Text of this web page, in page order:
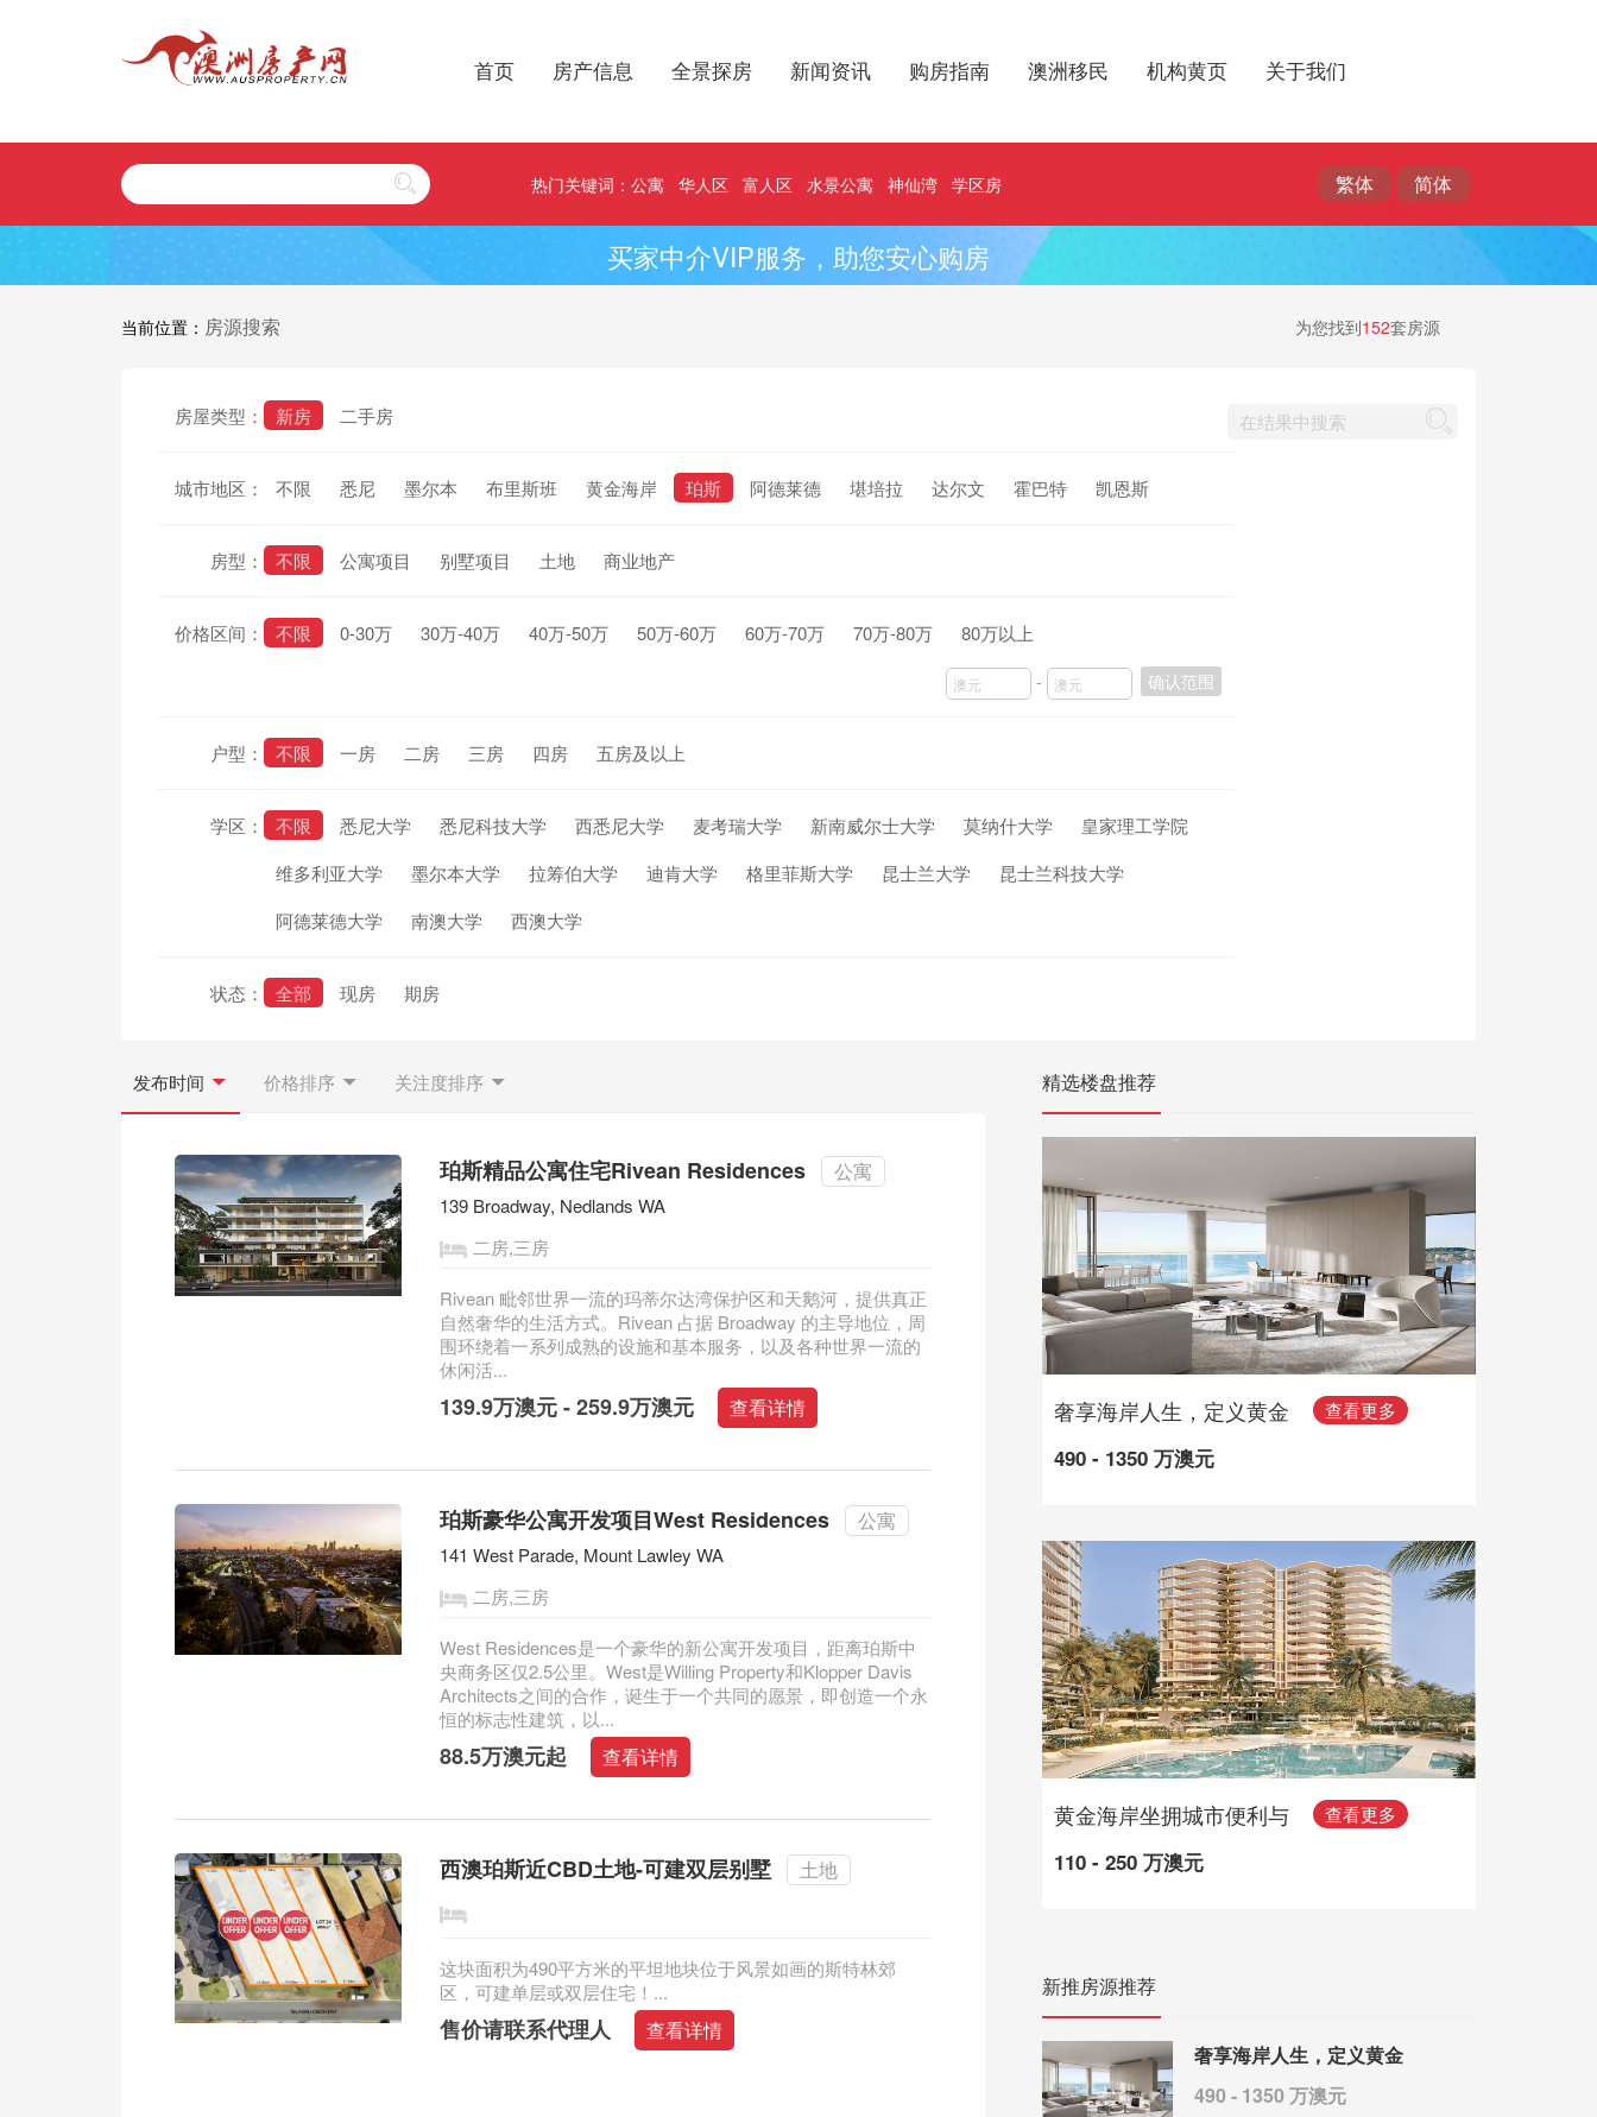
首页 房产信息 全景探房 新闻资讯 购房指南 澳洲移民 机构黄页 关于我们
热门关键词： 公寓 华人区 富人区 水景公寓 神仙湾 学区房
买家中介VIP服务，助您安心购房
当前位置： 房源搜索 为您找到152套房源
房屋类型： 新房 二手房
城市地区： 不限 悉尼 墨尔本 布里斯班 黄金海岸 珀斯 阿德莱德 堪培拉 达尔文 霍巴特 凯恩斯
房型： 不限 公寓项目 别墅项目 土地 商业地产
价格区间： 不限 0-30万 30万-40万 40万-50万 50万-60万 60万-70万 70万-80万 80万以上
- 确认范围
户型： 不限 一房 二房 三房 四房 五房及以上
学区： 不限 悉尼大学 悉尼科技大学 西悉尼大学 麦考瑞大学 新南威尔士大学 莫纳什大学
皇家理工学院
维多利亚大学
墨尔本大学 拉筹伯大学 迪肯大学 格里菲斯大学 昆士兰大学
昆士兰科技大学
阿德莱德大学
南澳大学 西澳大学
状态： 全部 现房 期房
发布时间 价格排序 关注度排序
珀斯精品公寓住宅Rivean Residences 公寓
139 Broadway, Nedlands WA
二房,三房
Rivean 毗邻世界一流的玛蒂尔达湾保护区和天鹅河，提供真正
自然奢华的生活方式。Rivean 占据 Broadway 的主导地位，周
围环绕着一系列成熟的设施和基本服务，以及各种世界一流的
休闲活...
139.9万澳元 - 259.9万澳元 查看详情
珀斯豪华公寓开发项目West Residences 公寓
141 West Parade, Mount Lawley WA
二房,三房
West Residences是一个豪华的新公寓开发项目，距离珀斯中
央商务区仅2.5公里。West是Willing Property和Klopper Davis
Architects之间的合作，诞生于一个共同的愿景，即创造一个永
恒的标志性建筑，以...
88.5万澳元起 查看详情
西澳珀斯近CBD土地-可建双层别墅 土地
这块面积为490平方米的平坦地块位于风景如画的斯特林郊
区，可建单层或双层住宅！...
售价请联系代理人 查看详情
精选楼盘推荐
奢享海岸人生，定义黄金
490 - 1350 万澳元
查看更多
黄金海岸坐拥城市便利与
110 - 250 万澳元
查看更多
新推房源推荐
奢享海岸人生，定义黄金
490 - 1350 万澳元